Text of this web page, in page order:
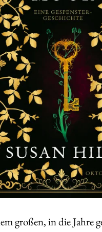
großen, in die Jahre